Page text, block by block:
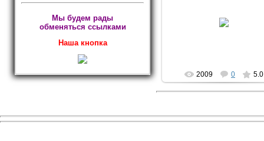
Мы будем рады
обменяться ссылками
Наша кнопка
Файл из инета:
http://photos.wikimapia.org
2009 0 5.0